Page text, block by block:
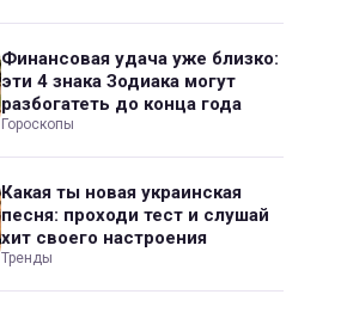
Финансовая удача уже близко:
эти 4 знака Зодиака могут
разбогатеть до конца года
Гороскопы
Какая ты новая украинская
песня: проходи тест и слушай
хит своего настроения
Тренды